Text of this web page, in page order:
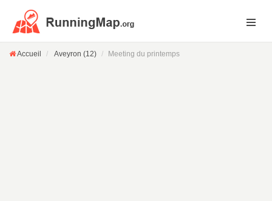
Accueil Aveyron (12) Meeting du printemps